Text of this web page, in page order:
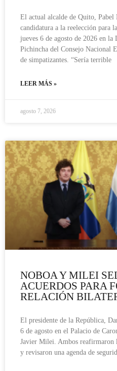
El actual alcalde de Quito,
candidatura a la reelección para
jueves 6 de agosto de 2026 en
Pichincha del Consejo Nacional
de simpatizantes. “Sería terrible
LEER MÁS »
agosto 7, 2026
NOBOA Y MILEI
ACUERDOS PARA
RELACIÓN
El presidente de la República,
6 de agosto en el Palacio de
Javier Milei. Ambos reafirmaron
y revisaron una agenda de